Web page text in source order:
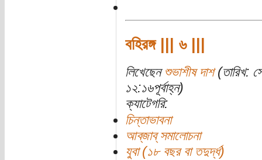
বহিরঙ্গ ||| ৬ |||
লিখেছেন শুভাশীষ দাশ(তারিখ:
১২:১৬পূর্বাহ্ন)
ক্যাটেগরি:
চিন্তাভাবনা
আব্‌জাব্‌ সমালোচনা
যুবা (১৮ বছর বা তদুর্দ্ধ)